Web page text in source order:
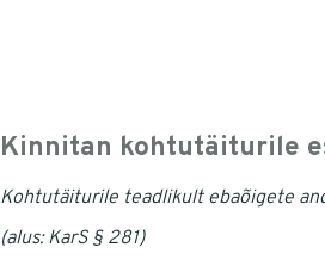
Kinnitan kohtutäiturile
Kohtutäiturile teadlikult ebaõigete
(alus: KarS § 281)